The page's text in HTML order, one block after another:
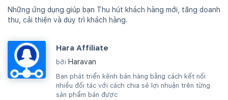
Những ứng dụng giúp bạn Thu hút khách hàng mới, tăng doanh
thu, cải thiện và duy trì khách hàng.
Hara Affiliate
bởi Haravan
Bạn phát triển kênh bán hàng bằng cách kết nối
nhiều đối tác với cách chia sẻ lợi nhuận trên từng
sản phẩm bán được